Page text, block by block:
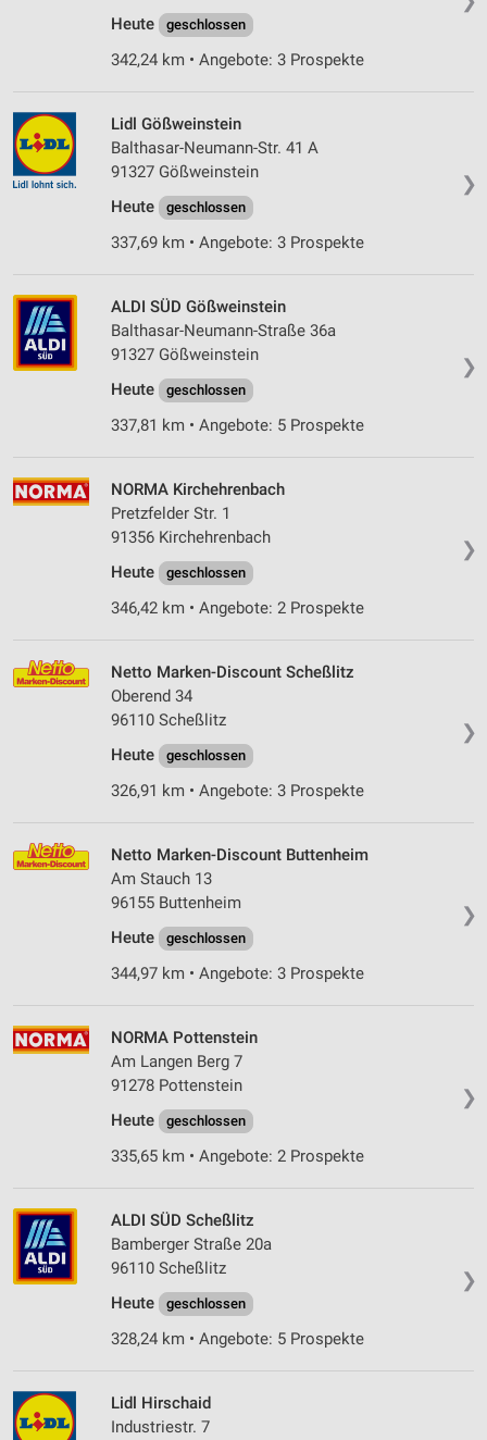
Heute geschlossen
342,24 km • Angebote: 3 Prospekte
❯
Lidl Gößweinstein
Balthasar-Neumann-Str. 41 A
91327 Gößweinstein
Heute
geschlossen
337,69 km • Angebote: 3 Prospekte
❯
ALDI SÜD Gößweinstein
Balthasar-Neumann-Straße 36a
91327 Gößweinstein
Heute
geschlossen
337,81 km • Angebote: 5 Prospekte
❯
NORMA Kirchehrenbach
Pretzfelder Str. 1
91356 Kirchehrenbach
Heute
geschlossen
346,42 km • Angebote: 2 Prospekte
❯
Netto Marken-Discount Scheßlitz
Oberend 34
96110 Scheßlitz
Heute
geschlossen
326,91 km • Angebote: 3 Prospekte
❯
Netto Marken-Discount Buttenheim
Am Stauch 13
96155 Buttenheim
Heute
geschlossen
344,97 km • Angebote: 3 Prospekte
❯
NORMA Pottenstein
Am Langen Berg 7
91278 Pottenstein
Heute
geschlossen
335,65 km • Angebote: 2 Prospekte
❯
ALDI SÜD Scheßlitz
Bamberger Straße 20a
96110 Scheßlitz
Heute
geschlossen
328,24 km • Angebote: 5 Prospekte
Lidl Hirschaid
Industriestr. 7